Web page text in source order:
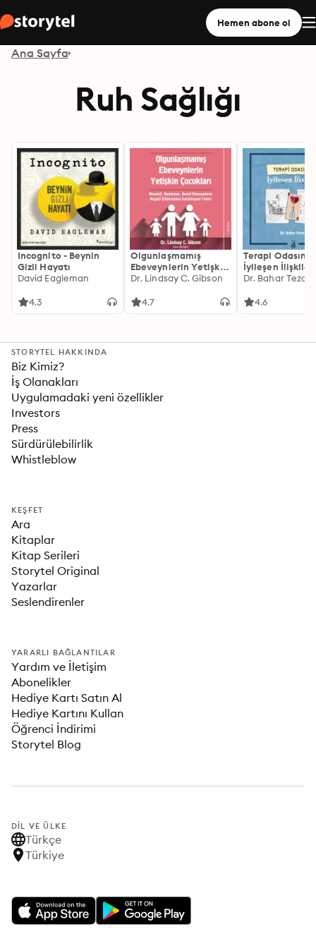
Hemen abone ol
Ana Sayfa
Ruh Sağlığı
Incognito - Beynin
Gizli Hayatı
David Eagleman
4.3
Olgunlaşmamış
Ebeveynlerin Yetişkin
Çocukları
Dr. Lindsay C. Gibson
4.7
Terapi
İyileşen İlişkiler
Dr. Bahar
4.6
STORYTEL HAKKINDA
Biz Kimiz?
İş Olanakları
Uygulamadaki yeni özellikler
Investors
Press
Sürdürülebilirlik
Whistleblow
KEŞFET
Ara
Kitaplar
Kitap Serileri
Storytel Original
Yazarlar
Seslendirenler
YARARLI BAĞLANTILAR
Yardım ve İletişim
Abonelikler
Hediye Kartı Satın Al
Hediye Kartını Kullan
Öğrenci İndirimi
Storytel Blog
DIL VE ÜLKE
Türkçe
Türkiye